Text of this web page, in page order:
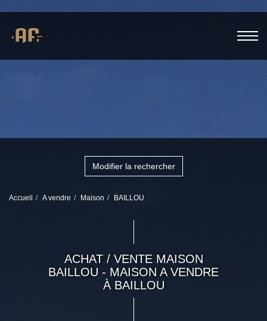
Modifier la rechercher
Accueil A vendre Maison BAILLOU
ACHAT / VENTE MAISON
BAILLOU - MAISON A VENDRE
À BAILLOU